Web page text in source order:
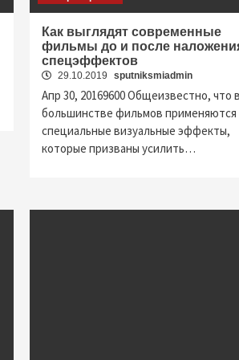
Как выглядят современные
фильмы до и после
спецэффектов
29.10.2019 sputniksmiadmin
Апр 30, 20169600 Общеизвестно, что
большинстве фильмов применяются
специальные визуальные эффекты,
которые призваны усилить…